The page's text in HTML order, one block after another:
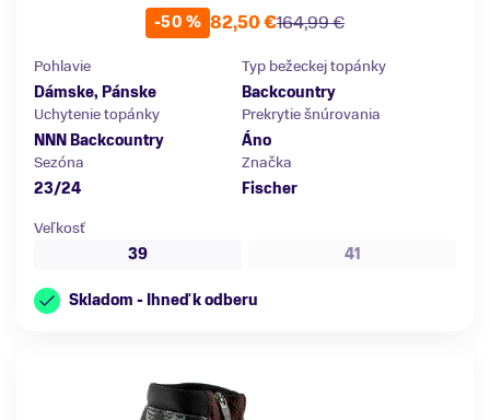
-50 %
164,99 €
82,50 €
Pohlavie
Dámske, Pánske
Typ bežeckej topánky
Backcountry
Uchytenie topánky
NNN Backcountry
Prekrytie šnúrovania
Áno
Sezóna
23/24
Značka
Fischer
Veľkosť
39
41
Skladom - Ihneď k odberu